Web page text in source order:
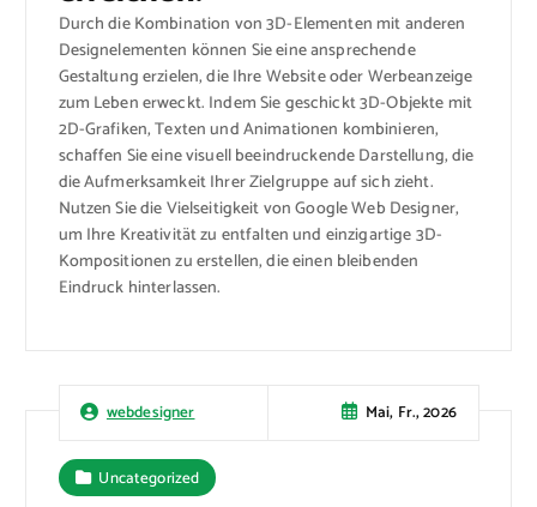
Durch die Kombination von 3D-Elementen mit anderen
Designelementen können Sie eine ansprechende
Gestaltung erzielen, die Ihre Website oder Werbeanzeige
zum Leben erweckt. Indem Sie geschickt 3D-Objekte mit
2D-Grafiken, Texten und Animationen kombinieren,
schaffen Sie eine visuell beeindruckende Darstellung, die
die Aufmerksamkeit Ihrer Zielgruppe auf sich zieht.
Nutzen Sie die Vielseitigkeit von Google Web Designer,
um Ihre Kreativität zu entfalten und einzigartige 3D-
Kompositionen zu erstellen, die einen bleibenden
Eindruck hinterlassen.
webdesigner Mai, Fr., 2026
Uncategorized